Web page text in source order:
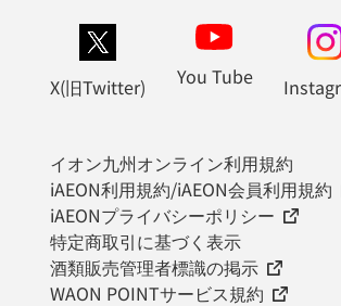
X(旧Twitter) You Tube
イオン九州オンライン利用規約
iAEON利用規約/iAEON会員利用規約
iAEONプライバシーポリシー
特定商取引に基づく表示
酒類販売管理者標識の掲示
WAON POINTサービス規約